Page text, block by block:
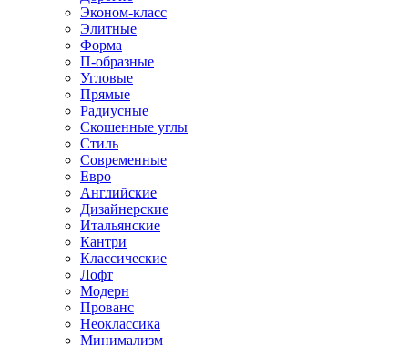
Эконом-класс
Элитные
Форма
П-образные
Угловые
Прямые
Радиусные
Скошенные углы
Стиль
Современные
Евро
Английские
Дизайнерские
Итальянские
Кантри
Классические
Лофт
Модерн
Прованс
Неоклассика
Минимализм